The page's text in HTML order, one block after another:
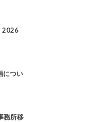
2026
につい
務所移